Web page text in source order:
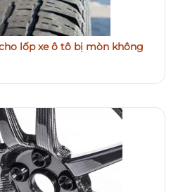
lốp xe ô tô bị mòn không